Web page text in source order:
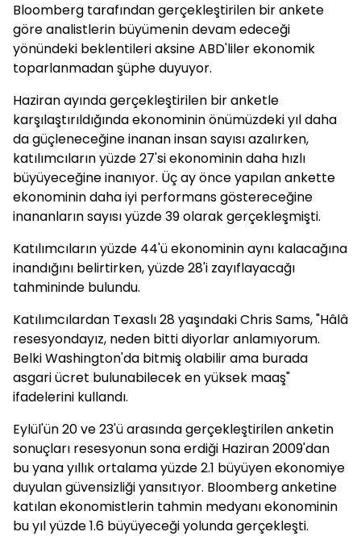
Bloomberg tarafından gerçekleştirilen bir ankete
göre analistlerin büyümenin devam edeceği
yönündeki beklentileri aksine ABD'liler ekonomik
toparlanmadan şüphe duyuyor.
Haziran ayında gerçekleştirilen bir anketle
karşılaştırıldığında ekonominin önümüzdeki yıl daha
da güçleneceğine inanan insan sayısı azalırken,
katılımcıların yüzde 27'si ekonominin daha hızlı
büyüyeceğine inanıyor. Üç ay önce yapılan ankette
ekonominin daha iyi performans göstereceğine
inananların sayısı yüzde 39 olarak gerçekleşmişti.
Katılımcıların yüzde 44'ü ekonominin aynı kalacağına
inandığını belirtirken, yüzde 28'i zayıflayacağı
tahmininde bulundu.
Katılımcılardan Texaslı 28 yaşındaki Chris Sams, "Hâlâ
resesyondayız, neden bitti diyorlar anlamıyorum.
Belki Washington'da bitmiş olabilir ama burada
asgari ücret bulunabilecek en yüksek maaş"
ifadelerini kullandı.
Eylül'ün 20 ve 23'ü arasında gerçekleştirilen anketin
sonuçları resesyonun sona erdiği Haziran 2009'dan
bu yana yıllık ortalama yüzde 2.1 büyüyen ekonomiye
duyulan güvensizliği yansıtıyor. Bloomberg anketine
katılan ekonomistlerin tahmin medyanı ekonominin
bu yıl yüzde 1.6 büyüyeceği yolunda gerçekleşti.